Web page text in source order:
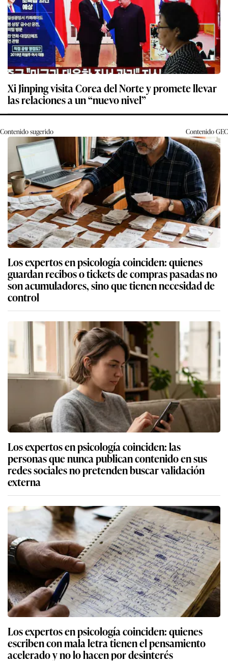
Xi Jinping visita Corea del Norte y promete llevar
las relaciones a un “nuevo nivel”
Contenido sugerido ContenidoGEC
Los expertos en psicología coinciden: quienes
guardan recibos o tickets de compras pasadas no
son acumuladores, sino que tienen necesidad de
control
Los expertos en psicología coinciden: las
personas que nunca publican contenido en sus
redes sociales no pretenden buscar validación
externa
Los expertos en psicología coinciden: quienes
escriben con mala letra tienen el pensamiento
acelerado y no lo hacen por desinterés